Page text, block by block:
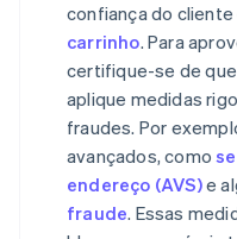
confiança do cliente
carrinho. Para
certifique-se de
aplique medidas
fraudes. Por
avançados, como
endereço (AVS)e
fraude. Essas